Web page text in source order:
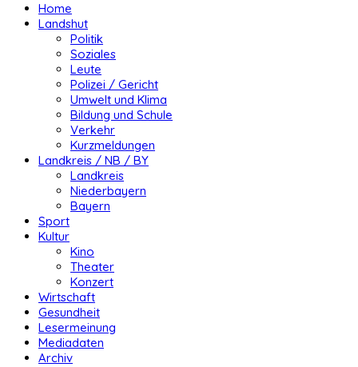
Home
Landshut
Politik
Soziales
Leute
Polizei / Gericht
Umwelt und Klima
Bildung und Schule
Verkehr
Kurzmeldungen
Landkreis / NB / BY
Landkreis
Niederbayern
Bayern
Sport
Kultur
Kino
Theater
Konzert
Wirtschaft
Gesundheit
Lesermeinung
Mediadaten
Archiv